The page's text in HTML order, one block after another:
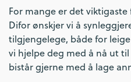
For mange er det
Difor ønskjer vi å
tilgjengelege, både for
vi hjelpe deg med å nå ut
bistår gjerne med å lage